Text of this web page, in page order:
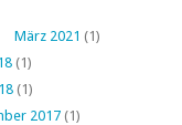
März 2021 (1)
(1)
(1)
2017 (1)